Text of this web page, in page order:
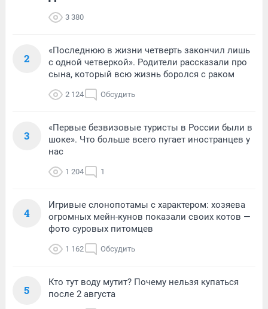
3 380
2
«Последнюю в жизни четверть закончил лишь
с одной четверкой». Родители рассказали про
сына, который всю жизнь боролся с раком
2 124 Обсудить
3
«Первые безвизовые туристы в России были в
шоке». Что больше всего пугает иностранцев у
нас
1 204 1
4
Игривые слонопотамы с характером: хозяева
огромных мейн-кунов показали своих котов —
фото суровых питомцев
1 162 Обсудить
5
Кто тут воду мутит? Почему нельзя купаться
после 2 августа